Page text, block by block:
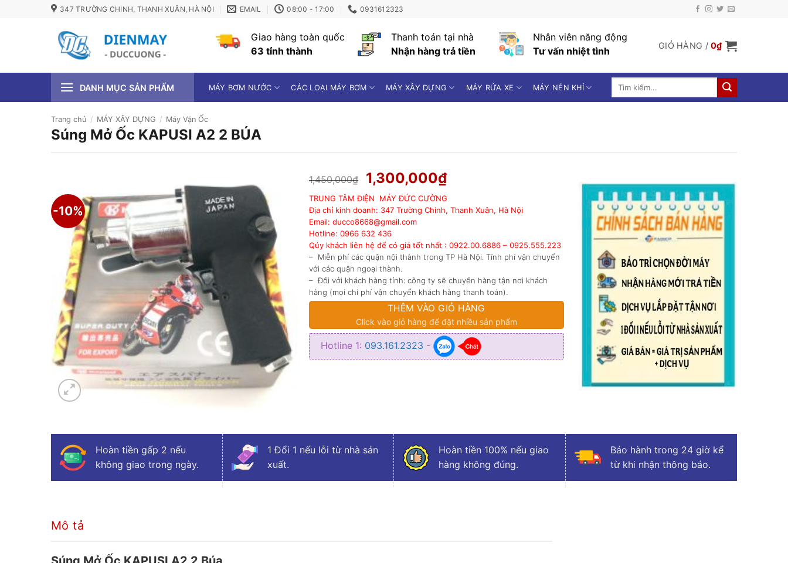
347 TRƯỜNG CHINH, THANH XUÂN, HÀ NỘI EMAIL 08:00 - 17:00 0931612323
Giao hàng toàn quốc
63 tỉnh thành
Thanh toán tại nhà
Nhận hàng trả tiền
Nhân viên năng động
Tư vấn nhiệt tình
GIỎ HÀNG /0₫
DANH MỤC SẢN PHẨM MÁY BƠM NƯỚC CÁC LOẠI MÁY BƠM MÁY XÂY DỰNG MÁY RỬA XE MÁY NÉN KHÍ
Tìm
Trang chủ / MÁY XÂY DỰNG / Máy Vặn Ốc
Súng Mở Ốc KAPUSI A2 2 BÚA
-10%
1,450,000₫
Giá
gốc
là:
1,450,000₫.
1,300,000₫Giá
tại
là:
TRUNG TÂM ĐIỆN MÁY ĐỨC CƯỜNG
Địa chỉ kinh doanh: 347 Trường Chinh, Thanh Xuân, Hà Nội
Email: ducco8668@gmail.com
Hotline: 0966 632 436
Qúy khách liên hệ để có giá tốt nhất : 0922.00.6886 – 0925.555.223
– Miễn phí các quận nội thành trong TP Hà Nội. Tính phí vận chuyển
với các quận ngoại thành.
– Đối với khách hàng tỉnh: công ty sẽ chuyển hàng tận nơi khách
hàng (mọi chi phí vận chuyển khách hàng thanh toán).
THÊM VÀO GIỎ HÀNG
Click vào giỏ hàng để đặt nhiều sản phẩm
Hotline 1: 093.161.2323 -
Hoàn tiền gấp 2 nếu
không giao trong ngày.
1 Đổi 1 nếu lỗi từ nhà sản
xuất.
Hoàn tiền 100% nếu giao
hàng không đúng.
Bảo hành trong 24 giờ kể
từ khi nhận thông báo.
Mô tả